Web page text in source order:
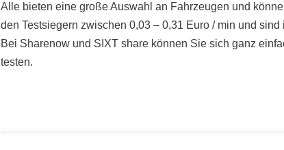
Alle bieten eine große Auswahl an Fahrzeugen und
den Testsiegern zwischen 0,03 – 0,31 Euro / min und
Bei Sharenow und SIXT share können Sie sich ganz
testen.